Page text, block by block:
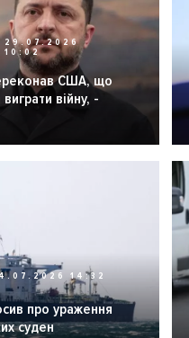
29.07.2026
10:02
США, що
війну, -
14:32
про ураження
суден